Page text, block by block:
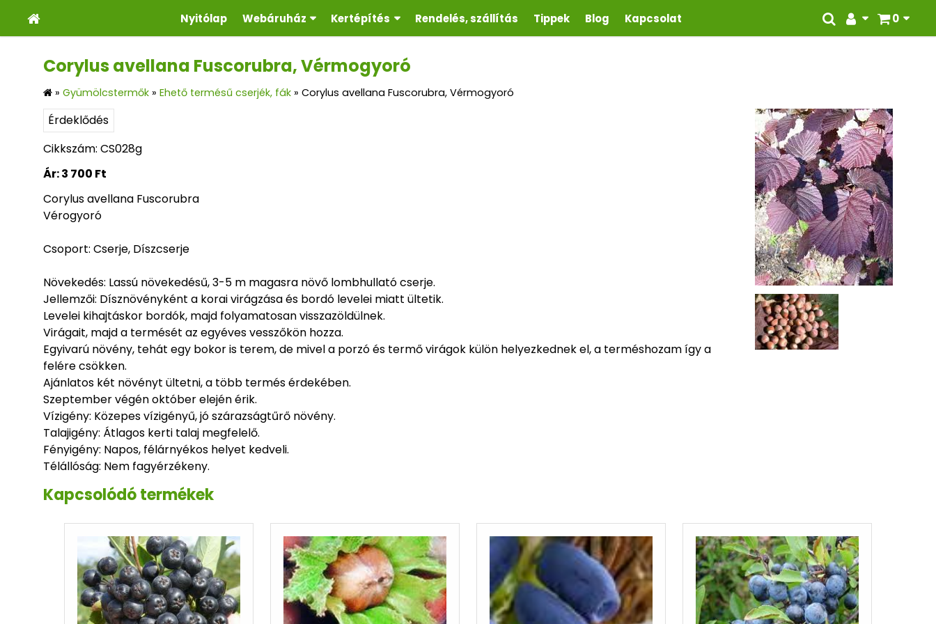
0
Nyitólap Webáruház Kertépítés Rendelés, szállítás Tippek Blog Kapcsolat
Corylus avellana Fuscorubra, Vérmogyoró
» Gyümölcstermők » Ehető termésű cserjék, fák » Corylus avellana Fuscorubra, Vérmogyoró
Érdeklődés
Cikkszám: CS028g
Ár:3 700 Ft
Corylus avellana Fuscorubra
Vérogyoró
Csoport: Cserje, Díszcserje
Növekedés: Lassú növekedésű, 3-5 m magasra növő lombhullató cserje.
Jellemzői: Dísznövényként a korai virágzása és bordó levelei miatt ültetik.
Levelei kihajtáskor bordók, majd folyamatosan visszazöldülnek.
Virágait, majd a termését az egyéves vesszőkön hozza.
Egyivarú növény, tehát egy bokor is terem, de mivel a porzó és termő virágok külön helyezkednek el, a terméshozam így a
felére csökken.
Ajánlatos két növényt ültetni, a több termés érdekében.
Szeptember végén október elején érik.
Vízigény: Közepes vízigényű, jó szárazságtűrő növény.
Talajigény: Átlagos kerti talaj megfelelő.
Fényigény: Napos, félárnyékos helyet kedveli.
Télállóság: Nem fagyérzékeny.
Kapcsolódó termékek